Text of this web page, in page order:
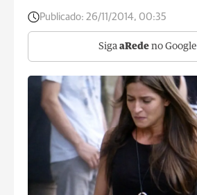
Publicado: 26/11/2014, 00:35
Siga aRede no Google